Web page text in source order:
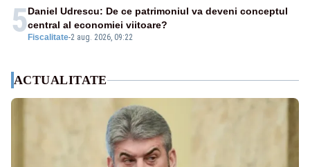
5 Fiscalitate-2 aug. 2026, 09:22
Daniel Udrescu: De ce patrimoniul va deveni conceptul
central al economiei viitoare?
ACTUALITATE